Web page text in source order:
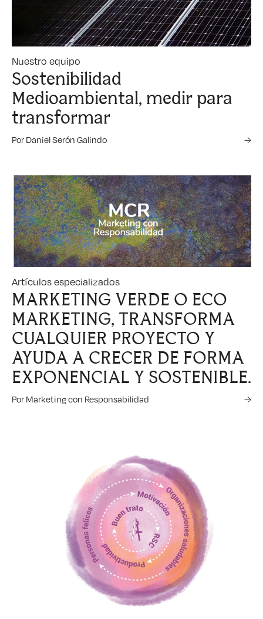
Nuestro equipo
Sostenibilidad
Medioambiental, medir para
transformar
Por Daniel Serón Galindo →
Artículos especializados
MARKETING VERDE O ECO
MARKETING, TRANSFORMA
CUALQUIER PROYECTO Y
AYUDA A CRECER DE FORMA
EXPONENCIAL Y SOSTENIBLE.
Por Marketing con Responsabilidad →